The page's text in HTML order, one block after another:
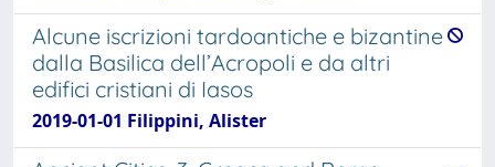
Alcune iscrizioni tardoantiche e bizantine
dalla Basilica dell’Acropoli e da altri
edifici cristiani di Iasos
2019-01-01 Filippini, Alister